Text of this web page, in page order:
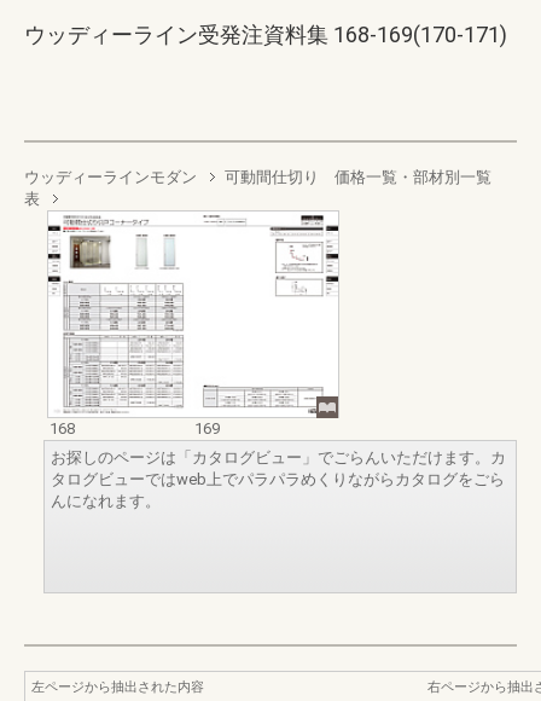
ウッディーライン受発注資料集 168-169(170-171)
ウッディーラインモダン
可動間仕切り 価格一覧・部材別一覧
表
168
169
お探しのページは「カタログビュー」でごらんいただけます。カ
タログビューではweb上でパラパラめくりながらカタログをごら
んになれます。
左ページから抽出された内容
右ページから抽出